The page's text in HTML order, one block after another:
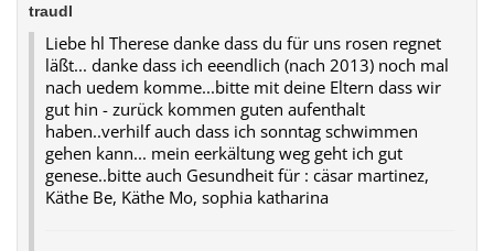
traudl
Liebe hl Therese danke dass du für uns rosen regnet
läßt... danke dass ich eeendlich (nach 2013) noch mal
nach uedem komme...bitte mit deine Eltern dass wir
gut hin - zurück kommen guten aufenthalt
haben..verhilf auch dass ich sonntag schwimmen
gehen kann... mein eerkältung weg geht ich gut
genese..bitte auch Gesundheit für : cäsar martinez,
Käthe Be, Käthe Mo, sophia katharina